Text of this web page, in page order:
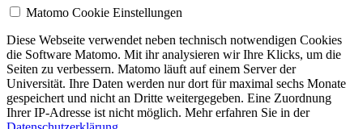
Matomo Cookie Einstellungen
Diese Webseite verwendet neben technisch notwendigen Cookies
die Software Matomo. Mit ihr analysieren wir Ihre Klicks, um die
Seiten zu verbessern. Matomo läuft auf einem Server der
Universität. Ihre Daten werden nur dort für maximal sechs Monate
gespeichert und nicht an Dritte weitergegeben. Eine Zuordnung
Ihrer IP-Adresse ist nicht möglich. Mehr erfahren Sie in der